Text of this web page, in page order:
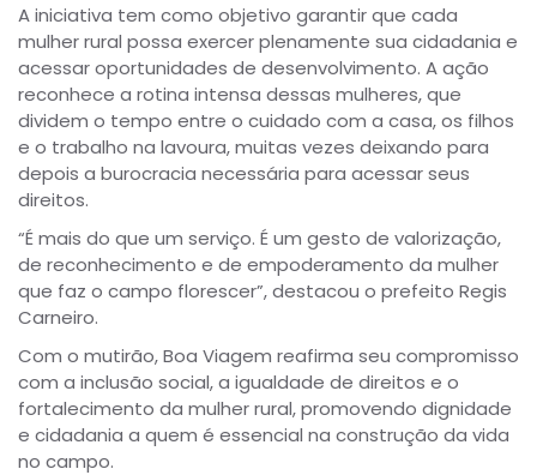
A iniciativa tem como objetivo garantir que cada
mulher rural possa exercer plenamente sua cidadania e
acessar oportunidades de desenvolvimento. A ação
reconhece a rotina intensa dessas mulheres, que
dividem o tempo entre o cuidado com a casa, os filhos
e o trabalho na lavoura, muitas vezes deixando para
depois a burocracia necessária para acessar seus
direitos.
“É mais do que um serviço. É um gesto de valorização,
de reconhecimento e de empoderamento da mulher
que faz o campo florescer”, destacou o prefeito Regis
Carneiro.
Com o mutirão, Boa Viagem reafirma seu compromisso
com a inclusão social, a igualdade de direitos e o
fortalecimento da mulher rural, promovendo dignidade
e cidadania a quem é essencial na construção da vida
no campo.